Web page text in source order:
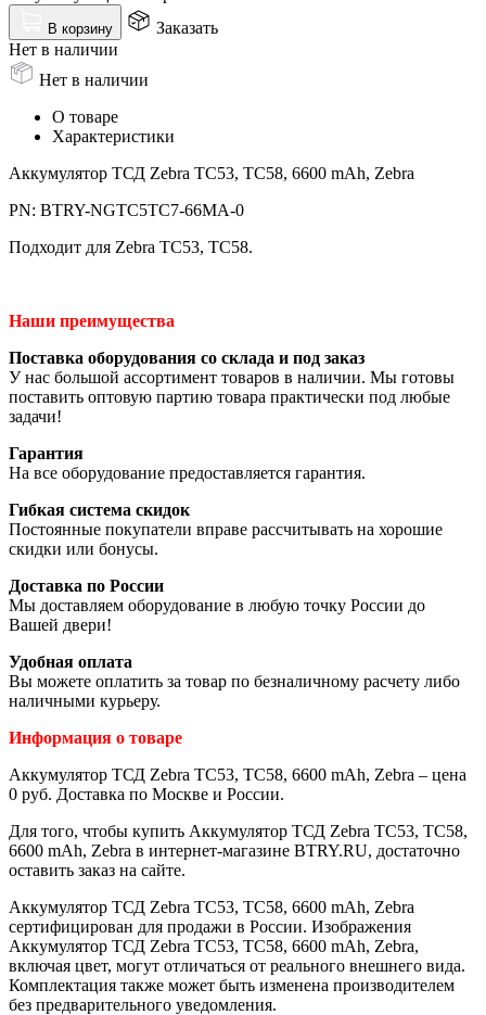
В корзину
Заказать
Нет в наличии
Нет в наличии
О товаре
Характеристики
Аккумулятор ТСД Zebra TC53, TC58, 6600 mAh, Zebra
PN: BTRY-NGTC5TC7-66MA-0
Подходит для Zebra TC53, TC58.
Наши преимущества
Поставка оборудования со склада и под заказ
У нас большой ассортимент товаров в наличии. Мы готовы
поставить оптовую партию товара практически под любые
задачи!
Гарантия
На все оборудование предоставляется гарантия.
Гибкая система скидок
Постоянные покупатели вправе рассчитывать на хорошие
скидки или бонусы.
Доставка по России
Мы доставляем оборудование в любую точку России до
Вашей двери!
Удобная оплата
Вы можете оплатить за товар по безналичному расчету либо
наличными курьеру.
Информация о товаре
Аккумулятор ТСД Zebra TC53, TC58, 6600 mAh, Zebra – цена
0 руб. Доставка по Москве и России.
Для того, чтобы купить Аккумулятор ТСД Zebra TC53, TC58,
6600 mAh, Zebra в интернет-магазине BTRY.RU, достаточно
оставить заказ на сайте.
Аккумулятор ТСД Zebra TC53, TC58, 6600 mAh, Zebra
сертифицирован для продажи в России. Изображения
Аккумулятор ТСД Zebra TC53, TC58, 6600 mAh, Zebra,
включая цвет, могут отличаться от реального внешнего вида.
Комплектация также может быть изменена производителем
без предварительного уведомления.